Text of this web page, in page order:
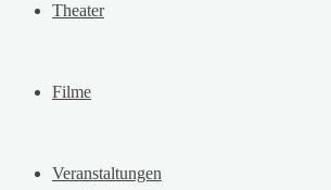
Theater
Filme
Veranstaltungen